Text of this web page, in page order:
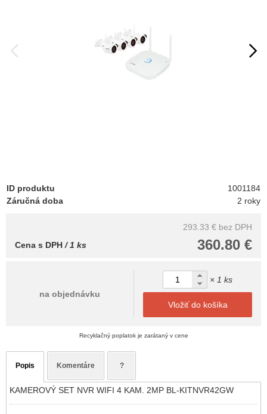
ID produktu
1001184
Záručná doba
2 roky
293.33 € bez DPH
360.80 €
Cena s DPH/ 1 ks
na objednávku
× 1 ks
Vložiť do košíka
Recyklačný poplatok je zarátaný v cene
Popis Komentáre ?
KAMEROVÝ SET NVR WIFI 4 KAM. 2MP BL-KITNVR42GW